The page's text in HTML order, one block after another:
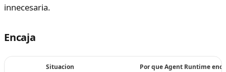
innecesaria.
Encaja
Situacion Por que Agent Runtime